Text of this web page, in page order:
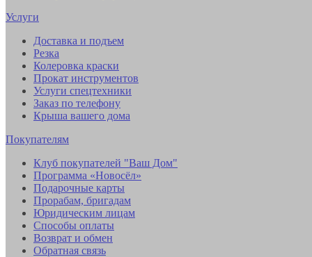
Услуги
Доставка и подъем
Резка
Колеровка краски
Прокат инструментов
Услуги спецтехники
Заказ по телефону
Крыша вашего дома
Покупателям
Клуб покупателей "Ваш Дом"
Программа «Новосёл»
Подарочные карты
Прорабам, бригадам
Юридическим лицам
Способы оплаты
Возврат и обмен
Обратная связь